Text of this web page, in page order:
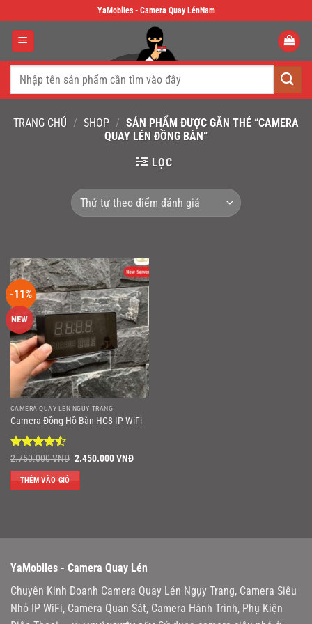
to
content
YaMobiles - Camera Quay LénNam
Tìm
TRANG CHỦ / SHOP / SẢN PHẨM ĐƯỢC GẮN THẺ “CAMERA
QUAY LÉN ĐỒNG BÀN”
LỌC
-11%
NEW
CAMERA QUAY LÉN NGỤY TRANG
Camera Đồng Hồ Bàn HG8 IP WiFi
Được xếp
hạng4.5
5 sao
2.750.000VNĐ Giá
2.450.000VNĐGiá
THÊM VÀO GIỎ
YaMobiles - Camera Quay Lén
Chuyên Kinh Doanh Camera Quay Lén Ngụy Trang, Camera Siêu
Nhỏ IP WiFi, Camera Quan Sát, Camera Hành Trình, Phụ Kiện